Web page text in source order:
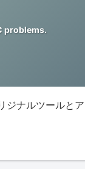
problems.
ジナルツールとア